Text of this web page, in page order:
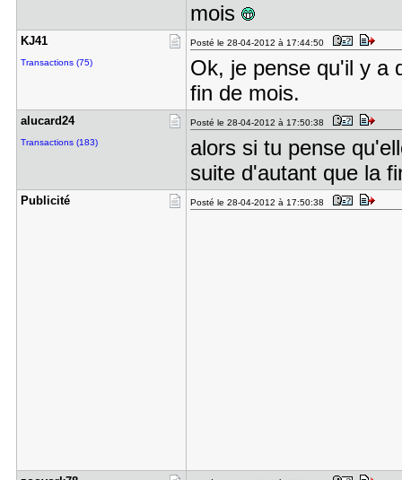
mois
KJ41
Transactions (75)
Posté le 28-04-2012 à 17:44:50
Ok, je pense qu'il y a
fin de mois.
alucard24
Transactions (183)
Posté le 28-04-2012 à 17:50:38
alors si tu pense
suite d'autant que la
Publicité Posté le 28-04-2012 à 17:50:38